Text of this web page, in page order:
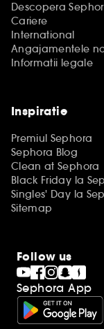
Descopera
Cariere
International
Angajamentele
Informatii legale
Inspiratie
Premiul Sephora
Sephora Blog
Clean at Sephora
Black Friday la
Singles' Day la
Sitemap
Follow us
Sephora App